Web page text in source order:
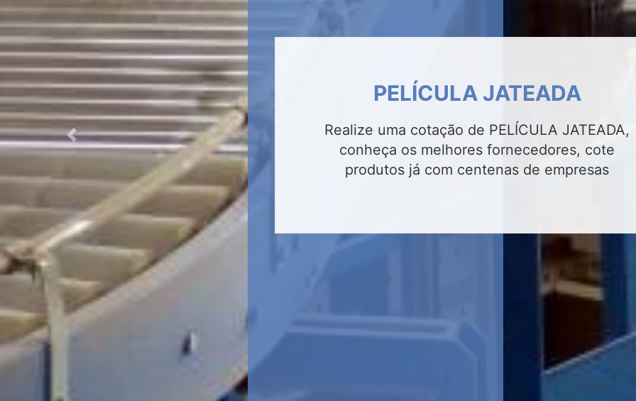
INSULFILM RESIDENCIAL
Realize uma cotação de INSULFILM
RESIDENCIAL, conheça os melhores
fornecedores, cote produtos já com centenas
de empresas
Previous